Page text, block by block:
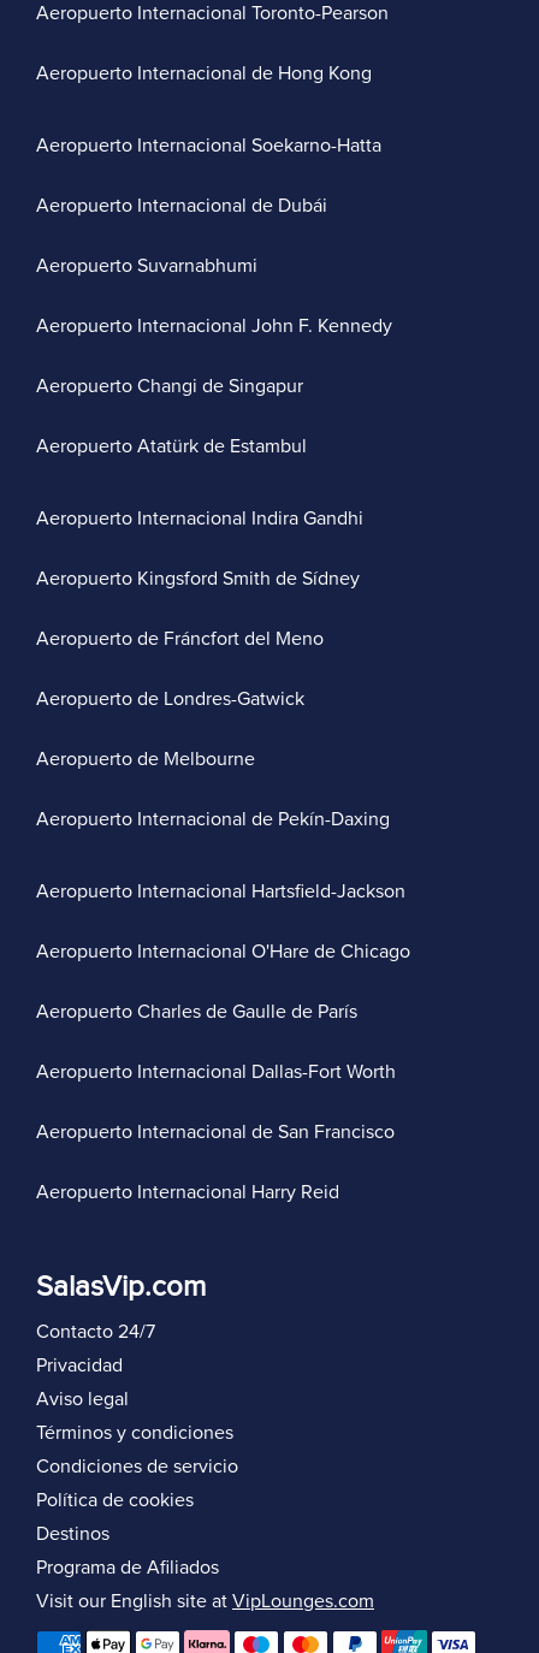
Aeropuerto Internacional Toronto-Pearson
Aeropuerto Internacional de Hong Kong
Aeropuerto Internacional Soekarno-Hatta
Aeropuerto Internacional de Dubái
Aeropuerto Suvarnabhumi
Aeropuerto Internacional John F. Kennedy
Aeropuerto Changi de Singapur
Aeropuerto Atatürk de Estambul
Aeropuerto Internacional Indira Gandhi
Aeropuerto Kingsford Smith de Sídney
Aeropuerto de Fráncfort del Meno
Aeropuerto de Londres-Gatwick
Aeropuerto de Melbourne
Aeropuerto Internacional de Pekín-Daxing
Aeropuerto Internacional Hartsfield-Jackson
Aeropuerto Internacional O'Hare de Chicago
Aeropuerto Charles de Gaulle de París
Aeropuerto Internacional Dallas-Fort Worth
Aeropuerto Internacional de San Francisco
Aeropuerto Internacional Harry Reid
SalasVip.com
Contacto 24/7
Privacidad
Aviso legal
Términos y condiciones
Condiciones de servicio
Política de cookies
Destinos
Programa de Afiliados
Visit our English site at VipLounges.com